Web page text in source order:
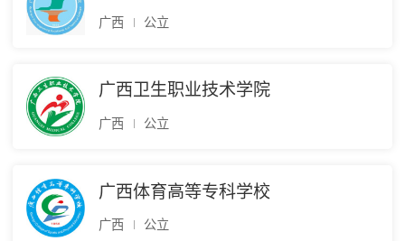
广西 公立
广西卫生职业技术学院
广西 公立
广西体育高等专科学校
广西 公立